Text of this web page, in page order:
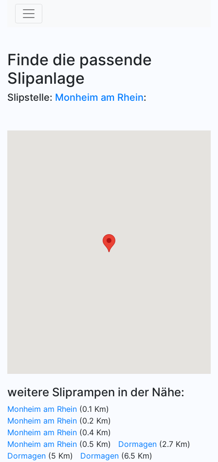
Finde die passende
Slipanlage
Slipstelle: Monheim am Rhein:
weitere Sliprampen in der Nähe:
Monheim am Rhein (0.1 Km)
Monheim am Rhein (0.2 Km)
Monheim am Rhein (0.4 Km)
Monheim am Rhein (0.5 Km) Dormagen (2.7 Km)
Dormagen (5 Km) Dormagen (6.5 Km)